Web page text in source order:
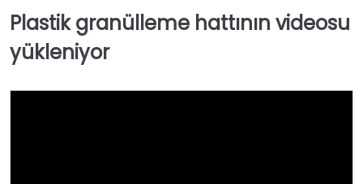
Plastik granülleme hattının videosu
yükleniyor